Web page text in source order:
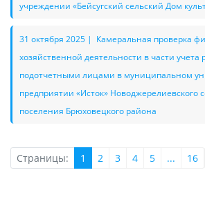
учреждении «Бейсугский сельский Дом
31 октября 2025 | Камеральная проверка
хозяйственной деятельности в части учета
подотчетными лицами в муниципальном
предприятии «Исток» Новоджерелиевского
поселения Брюховецкого района
Страницы: 1 2 3 4 5 ... 16